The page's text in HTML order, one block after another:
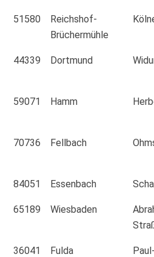
51580
Reichshof-
Brüchermühle
44339 Dortmund
59071 Hamm
70736 Fellbach
84051 Essenbach
65189 Wiesbaden
36041 Fulda